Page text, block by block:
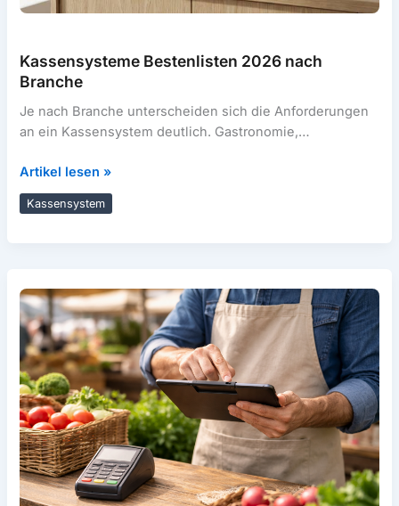
Kassensysteme Bestenlisten 2026 nach
Branche
Je nach Branche unterscheiden sich die Anforderungen
an ein Kassensystem deutlich. Gastronomie,
brauchen jeweils andere
Kassensysteme
Bestenlisten
2026
Artikel lesen »
Kassensystem